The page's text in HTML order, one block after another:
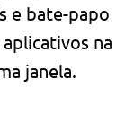
e bate-papo
na
janela.